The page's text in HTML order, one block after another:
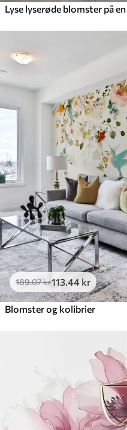
189.07kr113 .44 kr
Blomster og kolibrier